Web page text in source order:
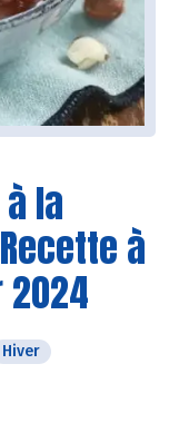
la
à
2024
Hiver